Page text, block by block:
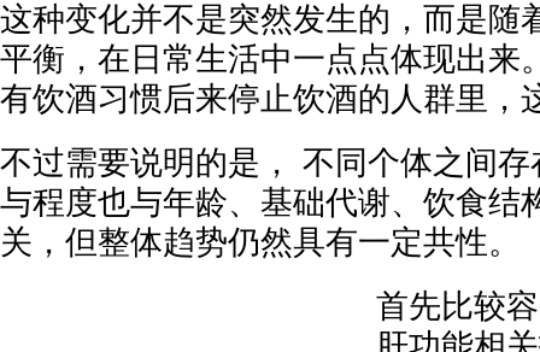
这种变化并不是突然发生的，而是随
平衡，在日常生活中一点点体现出来
有饮酒习惯后来停止饮酒的人群里，
不过需要说明的是， 不同个体之间
与程度也与年龄、基础代谢、饮食结
关，但整体趋势仍然具有一定共性。
首先比较